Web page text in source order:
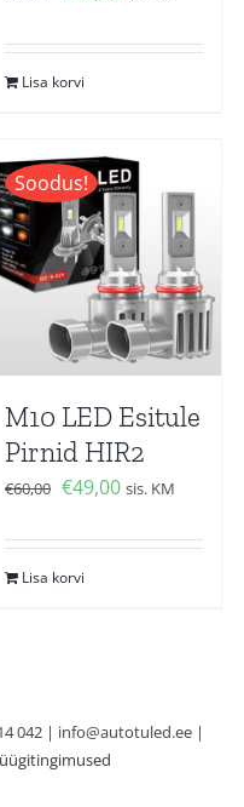
oli:
€60,00.
is:
Lisa korvi
Soodus!
M10 LED Esitule
Pirnid HIR2
€60,00 Algne
oli:
€60,00.
€49,00Current
is:
sis. KM
Lisa korvi
042 | info@autotuled.ee |